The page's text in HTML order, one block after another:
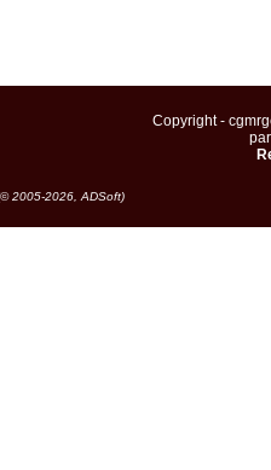
Copyright -
2005-2026, ADSoft)